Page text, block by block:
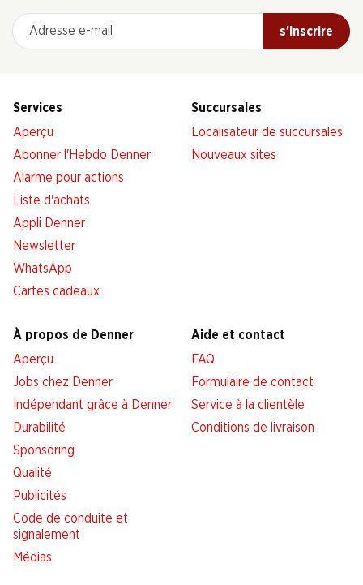
Adresse e-mail
s’inscrire
Services
Aperçu
Abonner l'Hebdo Denner
Alarme pour actions
Liste d'achats
Appli Denner
Newsletter
WhatsApp
Cartes cadeaux
Succursales
Localisateur de succursales
Nouveaux sites
À propos de Denner
Aperçu
Jobs chez Denner
Indépendant grâce à Denner
Durabilité
Sponsoring
Qualité
Publicités
Code de conduite et
signalement
Médias
Aide et contact
FAQ
Formulaire de contact
Service à la clientèle
Conditions de livraison